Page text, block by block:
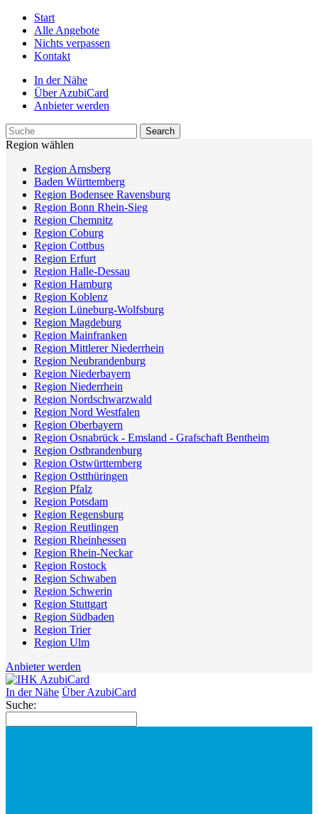
Start
Alle Angebote
Nichts verpassen
Kontakt
In der Nähe
Über AzubiCard
Anbieter werden
Region wählen
Region Arnsberg
Baden Württemberg
Region Bodensee Ravensburg
Region Bonn Rhein-Sieg
Region Chemnitz
Region Coburg
Region Cottbus
Region Erfurt
Region Halle-Dessau
Region Hamburg
Region Koblenz
Region Lüneburg-Wolfsburg
Region Magdeburg
Region Mainfranken
Region Mittlerer Niederrhein
Region Neubrandenburg
Region Niederbayern
Region Niederrhein
Region Nordschwarzwald
Region Nord Westfalen
Region Oberbayern
Region Osnabrück - Emsland - Grafschaft Bentheim
Region Ostbrandenburg
Region Ostwürttemberg
Region Ostthüringen
Region Pfalz
Region Potsdam
Region Regensburg
Region Reutlingen
Region Rheinhessen
Region Rhein-Neckar
Region Rostock
Region Schwaben
Region Schwerin
Region Stuttgart
Region Südbaden
Region Trier
Region Ulm
Anbieter werden
In der Nähe Über AzubiCard
Suche: